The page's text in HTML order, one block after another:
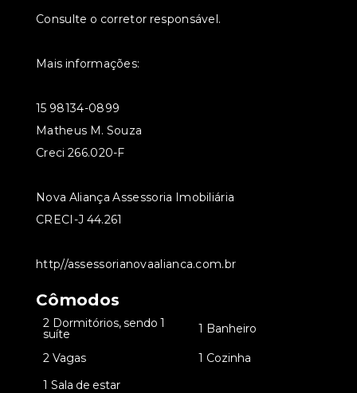
Consulte o corretor responsável.
Mais informações:
15 98134-0899
Matheus M. Souza
Creci 266.020-F
Nova Aliança Assessoria Imobiliária
CRECI-J 44.261
http//assessorianovaalianca.com.br
Cômodos
2 Dormitórios, sendo 1
suíte 1 Banheiro
2 Vagas
1 Cozinha
1 Sala de estar